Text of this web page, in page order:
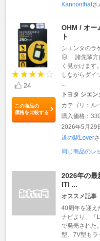
Kannonthalさ
24
この商品の
価格を比較する
OHM / オー
ト
シエンタのラ
😥 諸先輩方
く見かけます
しながらダイ
トヨタ シエン
カテゴリ：ル
購入価格：
2026年5月29
道の駅Lover
同じ商品のレ
2026年の最
ITI ...
オススメ記事
40周年を迎え
ナビより、「
で発売された
型、7V型もラ